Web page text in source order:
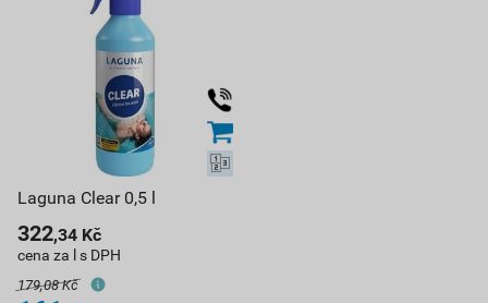
Laguna Clear 0,5 l
322,34 Kč
cena za l s DPH
179,08 Kč